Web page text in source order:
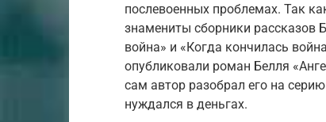
послевоенных проблемах. Так
знамениты сборники рассказов
война» и «Когда кончилась
опубликовали роман Белля
сам автор разобрал его на
нуждался в деньгах.